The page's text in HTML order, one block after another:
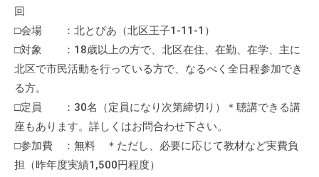
ィ
活
支
援
や
、
活
回
□会場 ：北とぴあ（北区王子1-11-1）
□対象 ：18歳以上の方で、北区在住、在勤、在学、主に
北区で市民活動を行っている方で、なるべく全日程参加でき
る方。
□定員 ：30名（定員になり次第締切り）＊聴講できる講
座もあります。詳しくはお問合わせ下さい。
□参加費 ：無料 ＊ただし、必要に応じて教材など実費負
担（昨年度実績1,500円程度）